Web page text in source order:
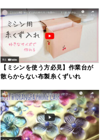
【ミシンを使う方必見】作業台が
散らからない布製糸くずいれ